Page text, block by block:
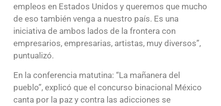
empleos en Estados Unidos y queremos que mucho
de eso también venga a nuestro país. Es una
iniciativa de ambos lados de la frontera con
empresarios, empresarias, artistas, muy diversos”,
puntualizó.
En la conferencia matutina: “La mañanera del
pueblo”, explicó que el concurso binacional México
canta por la paz y contra las adicciones se